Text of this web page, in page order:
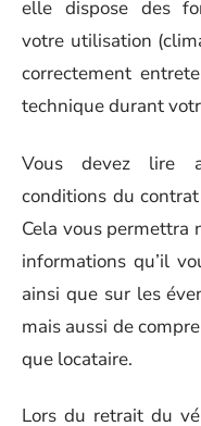
elle dispose des
votre utilisation
correctement
technique durant
Vous devez lire
conditions du
Cela vous permettra
informations qu’il
ainsi que sur les
mais aussi de
que locataire.
Lors du retrait du